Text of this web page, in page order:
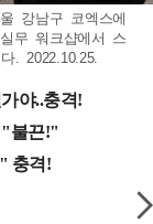
강남구 코엑스에
무 워크샵에서 스
. 2022.10.25.